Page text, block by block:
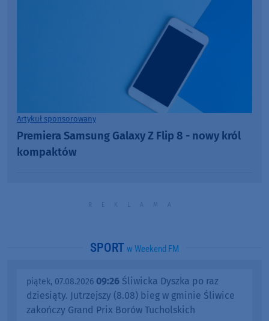
Artykuł sponsorowany
Premiera Samsung Galaxy Z Flip 8 - nowy król
kompaktów
SPORT w Weekend FM
piątek, 07.08.2026 09:26 Śliwicka Dyszka po raz
dziesiąty. Jutrzejszy (8.08) bieg w gminie Śliwice
zakończy Grand Prix Borów Tucholskich